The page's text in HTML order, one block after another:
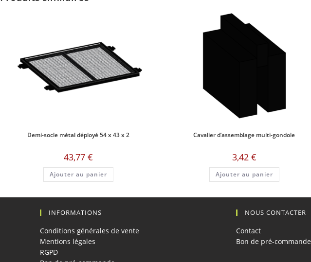
Demi-socle métal déployé 54 x 43 x 2
43,77 €
Ajouter au panier
Cavalier d’assemblage multi-gondole
3,42 €
Ajouter au panier
INFORMATIONS
Conditions générales de vente
Mentions légales
RGPD
NOUS CONTACTER
Contact
Bon de pré-commande